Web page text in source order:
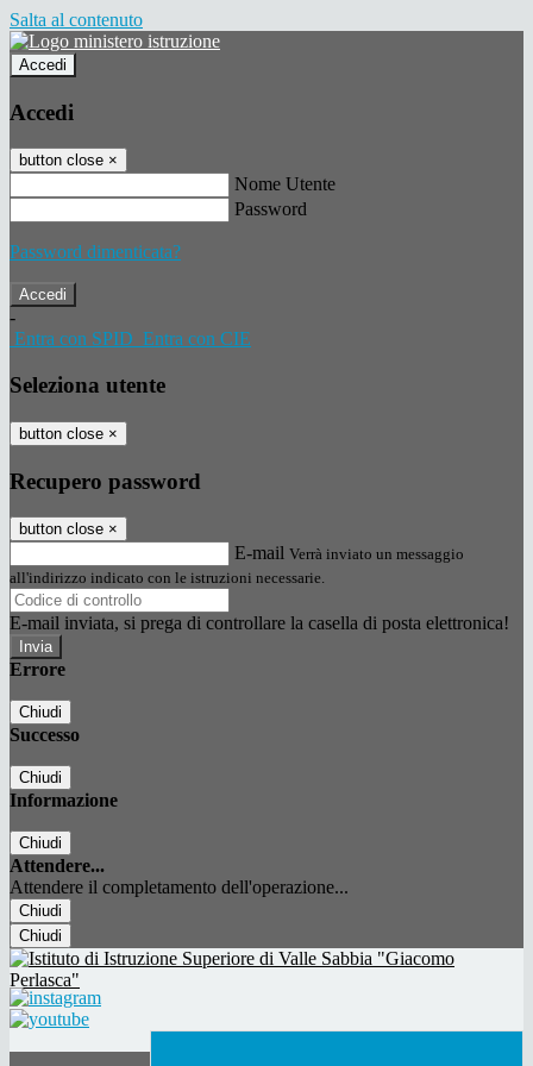
Salta al contenuto
Accedi
Accedi
button close ×
Nome Utente
Password
Password dimenticata?
-
Entra con SPID Entra con CIE
Seleziona utente
button close ×
Recupero password
button close ×
E-mail Verrà inviato un messaggio
all'indirizzo indicato con le istruzioni necessarie.
E-mail inviata, si prega di controllare la casella di posta elettronica!
Errore
Chiudi
Successo
Chiudi
Informazione
Chiudi
Attendere...
Attendere il completamento dell'operazione...
Chiudi
Chiudi